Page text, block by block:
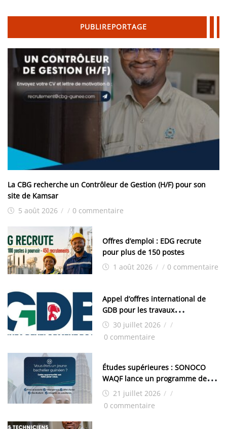
PUBLIREPORTAGE
La CBG recherche un Contrôleur de Gestion (H/F) pour son
site de Kamsar
5 août 2026 / / 0 commentaire
Offres d’emploi : EDG recrute
pour plus de 150 postes
1 août 2026 / / 0 commentaire
Appel d’offres international de
GDB pour les travaux
d’aménagement de la zone
industrielle de FANDJE (PAZIF)
30 juillet 2026 / /
0 commentaire
Études supérieures : SONOCO
WAQF lance un programme de
bourses pour la Malaisie
21 juillet 2026 / /
0 commentaire